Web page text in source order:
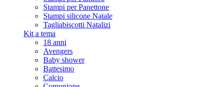
Stampi per Panettone
Stampi silicone Natale
Tagliabiscotti Natalizi
Kit a tema
18 anni
Avengers
Baby shower
Battesimo
Calcio